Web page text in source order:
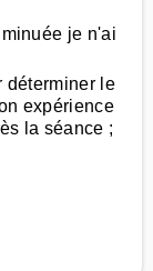
je n'ai
déterminer le
expérience
la séance ;